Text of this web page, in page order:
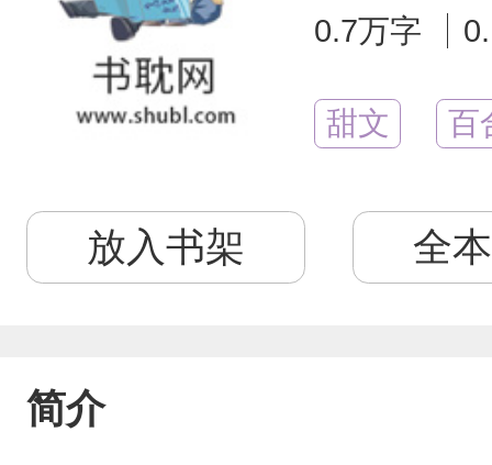
0.7万字
甜文 百
放入书架 全
简介